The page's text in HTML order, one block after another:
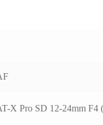
X Pro SD 12-24mm F4